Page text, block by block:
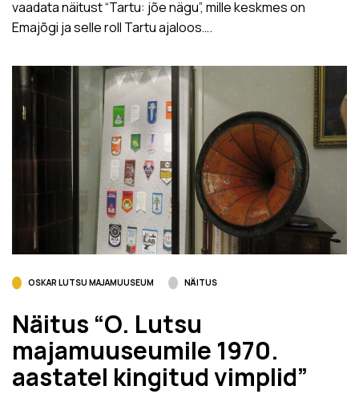
vaadata näitust “Tartu: jõe nägu”, mille keskmes on
Emajõgi ja selle roll Tartu ajaloos….
OSKAR LUTSU MAJAMUUSEUM NÄITUS
Näitus “O. Lutsu
majamuuseumile 1970.
aastatel kingitud vimplid”